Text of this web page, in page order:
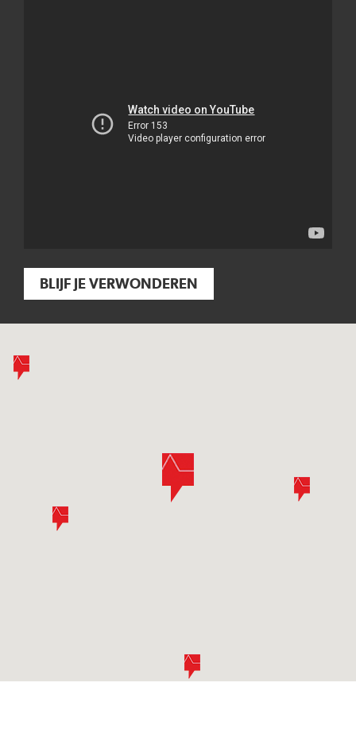
BLIJF JE VERWONDEREN